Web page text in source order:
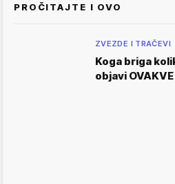
PROČITAJTE I OVO
ZVEZDE I TRAČEVI
Koga briga
objavi